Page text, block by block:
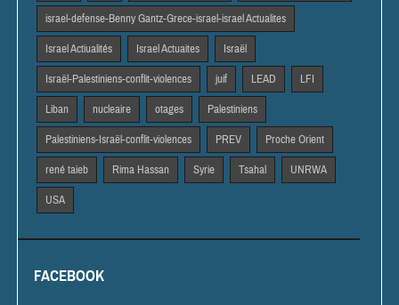
israel-defense-Benny Gantz-Grece-israel-israel Actualites
Israel Actiualités Israel Actuaites Israël
Israël-Palestiniens-conflit-violences juif LEAD LFI
Liban nucleaire otages Palestiniens
Palestiniens-Israël-conflit-violences PREV Proche Orient
rené taieb Rima Hassan Syrie Tsahal UNRWA
USA
FACEBOOK